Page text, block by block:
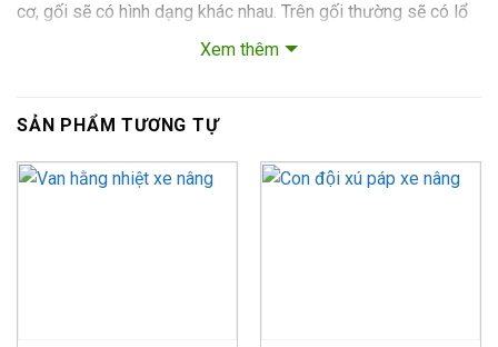
cơ, gối sẽ có hình dạng khác nhau. Trên gối thường sẽ có lổ
để bắt các bulon vào trong để cố định các cò mổ vào nắp
+ Đầu tiên, nó sẽ được kết nối với nắp máy xe bằng 2 bulon
Mặc dù chỉ thực hiện nhiệm vụ đơn giản nhưng khi thiếu nó
Xem thêm
SẢN PHẨM TƯƠNG TỰ